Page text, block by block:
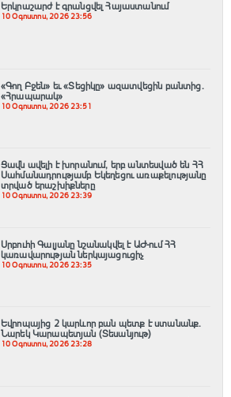
Երկրաշարժ է գրանցվել Հայաստանում
10 Օգոստոս, 2026 23:56
«Գող Բջեն» եւ «Տեցիկը» ազատվեցին բանտից․
«Հրապարակ»
10 Օգոստոս, 2026 23:51
Ցավն ավելի է խորանում, երբ անտեսված են ՀՀ
Սահմանադրությամբ Եկեղեցու առաքելությանը
տրված երաշխիքները
10 Օգոստոս, 2026 23:39
Սրբուհի Գալյանը նշանակվել է ԱԺ-ում ՀՀ
կառավարության ներկայացուցիչ
10 Օգոստոս, 2026 23:35
Եվրոպայից 2 կարևոր բան պետք է ստանանք.
Նարեկ Կարապետյան (Տեսանյութ)
10 Օգոստոս, 2026 23:28